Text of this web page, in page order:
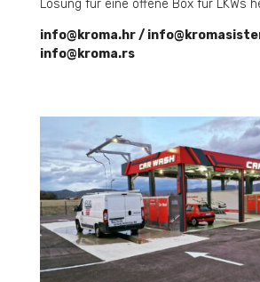
Lösung für eine offene Box für LKWs
info@kroma.hr /
info@kroma.rs